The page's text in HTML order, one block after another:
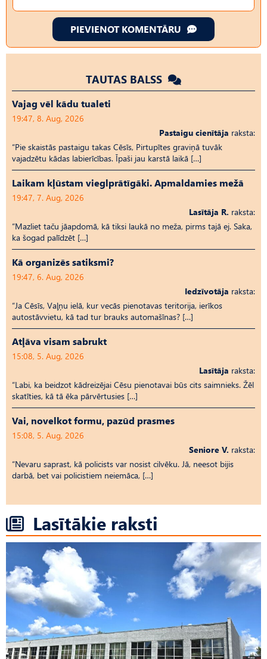
PIEVIENOT KOMENTĀRU
TAUTAS BALSS
Vajag vēl kādu tualeti
19:47, 8. Aug, 2026
Pastaigu cienītāja raksta:
“Pie skaistās pastaigu takas Cēsīs, Pirtupītes graviņā tuvāk
vajadzētu kādas labierīcības. Īpaši jau karstā laikā […]
Laikam kļūstam vieglprātīgāki. Apmaldamies mežā
19:47, 7. Aug, 2026
Lasītāja R. raksta:
“Mazliet taču jāapdomā, kā tiksi laukā no meža, pirms tajā ej. Saka,
ka šogad palīdzēt […]
Kā organizēs satiksmi?
19:47, 6. Aug, 2026
Iedzīvotāja raksta:
“Ja Cēsīs, Vaļņu ielā, kur vecās pienotavas teritorija, ierīkos
autostāvvietu, kā tad tur brauks automašīnas? […]
Atļāva visam sabrukt
15:08, 5. Aug, 2026
Lasītāja raksta:
“Labi, ka beidzot kādreizējai Cēsu pienotavai būs cits saimnieks. Žēl
skatīties, kā tā ēka pārvērtusies […]
Vai, novelkot formu, pazūd prasmes
15:08, 5. Aug, 2026
Seniore V. raksta:
“Nevaru saprast, kā policists var nosist cilvēku. Jā, neesot bijis
darbā, bet vai policistiem neiemāca, […]
Lasītākie raksti